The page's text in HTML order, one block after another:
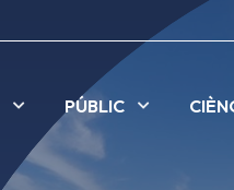
PÚBLIC